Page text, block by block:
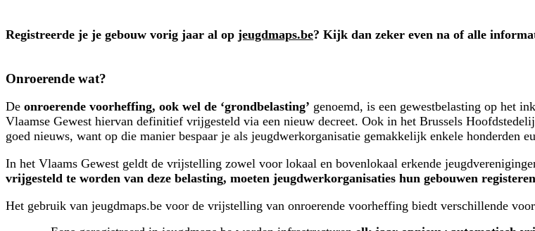
Registreerde je je gebouw vorig jaar al op jeugdmaps.be? Kijk dan zeker even na of alle
Onroerende wat?
De onroerende voorheffing, ook wel de ‘grondbelasting’ genoemd, is een gewestbelasting op het
Vlaamse Gewest hiervan definitief vrijgesteld via een nieuw decreet. Ook in het Brussels
goed nieuws, want op die manier bespaar je als jeugdwerkorganisatie gemakkelijk enkele honderden
In het Vlaams Gewest geldt de vrijstelling zowel voor lokaal en bovenlokaal erkende
vrijgesteld te worden van deze belasting, moeten jeugdwerkorganisaties hun gebouwen
Het gebruik van jeugdmaps.be voor de vrijstelling van onroerende voorheffing biedt verschillende